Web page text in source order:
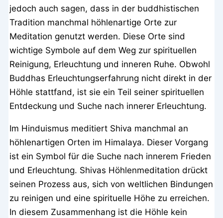
jedoch auch sagen, dass in der buddhistischen
Tradition manchmal höhlenartige Orte zur
Meditation genutzt werden. Diese Orte sind
wichtige Symbole auf dem Weg zur spirituellen
Reinigung, Erleuchtung und inneren Ruhe. Obwohl
Buddhas Erleuchtungserfahrung nicht direkt in der
Höhle stattfand, ist sie ein Teil seiner spirituellen
Entdeckung und Suche nach innerer Erleuchtung.
Im Hinduismus meditiert Shiva manchmal an
höhlenartigen Orten im Himalaya. Dieser Vorgang
ist ein Symbol für die Suche nach innerem Frieden
und Erleuchtung. Shivas Höhlenmeditation drückt
seinen Prozess aus, sich von weltlichen Bindungen
zu reinigen und eine spirituelle Höhe zu erreichen.
In diesem Zusammenhang ist die Höhle kein